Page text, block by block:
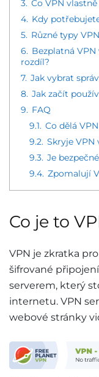
3. Co VPN
4. Kdy
5. Různé typy VPN
6. Bezplatná VPN
rozdíl?
7. Jak vybrat
8. Jak začít
9. FAQ
9.1. Co dělá
9.2. Skryje VPN
9.3. Je
9.4. Zpomalují
Co je to
VPN je zkratka
šifrované
serverem, který
internetu. VPN
webové stránky